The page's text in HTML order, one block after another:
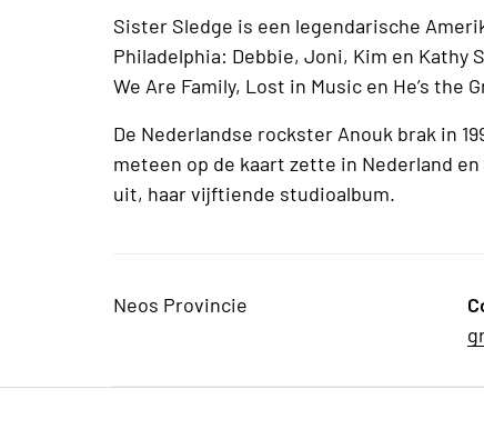
Sister Sledge is een legendarische
Philadelphia: Debbie, Joni, Kim en Kathy
We Are Family, Lost in Music en He’s the
De Nederlandse rockster Anouk brak in
meteen op de kaart zette in Nederland
uit, haar vijftiende studioalbum.
Neos Provincie